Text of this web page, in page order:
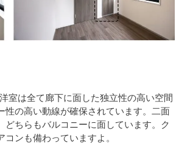
室は全て廊下に面した独立性の高い空間
性の高い動線が確保されています。二面
どちらもバルコニーに面しています。ク
コンも備わっていますよ。